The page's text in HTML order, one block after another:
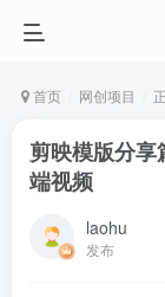
首页 网创项目
剪映模版分
端视频
laohu
发布